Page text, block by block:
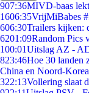
907:36MIVD-baas lekt
1606:35VrijMiBabes
606:30Trailers kijken:
6201:09Random Pics
100:01Uitslag AZ -
823:46Hoe 30 landen
China en Noord-Korea
322:13Vollering slaat